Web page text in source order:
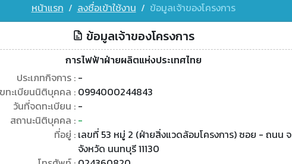
หน้าแรก ลงชื่อเข้าใช้งาน ข้อมูลเจ้าของโครงการ
ข้อมูลเจ้าของโครงการ
การไฟฟ้าฝ่ายผลิตแห่งประเทศไทย
ประเภทกิจการ : -
ทะเบียนนิติบุคคล : 0994000244843
วันที่จดทะเบียน : -
สถานะนิติบุคคล : -
ที่อยู่ : เลขที่ 53 หมู่ 2 (ฝ่ายสิ่งแวดล้อมโครงการ) ซอย - ถนน
จังหวัด นนทบุรี 11130